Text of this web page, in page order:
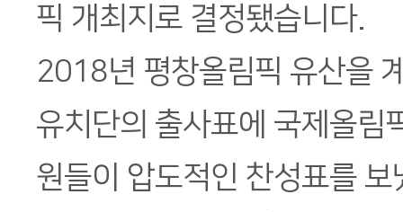
픽 개최지로 결정됐습니다.
2018년 평창올림픽 유산을
유치단의 출사표에 국제올림
원들이 압도적인 찬성표를 보